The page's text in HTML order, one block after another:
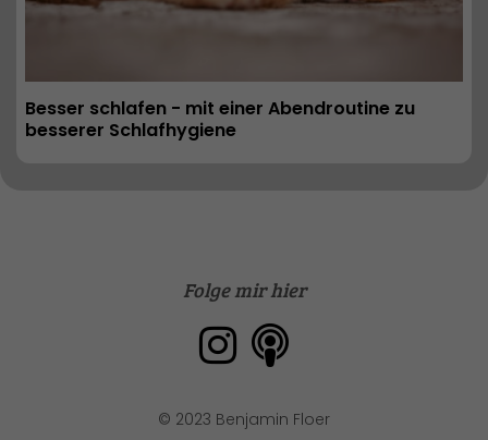
Besser schlafen - mit einer Abendroutine zu
besserer Schlafhygiene
Folge mir hier
© 2023 Benjamin Floer